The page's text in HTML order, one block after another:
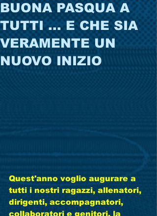
BUONA PASQUA A
TUTTI ... E CHE SIA
VERAMENTE UN
NUOVO INIZIO
Quest'anno voglio augurare a
tutti i nostri ragazzi, allenatori,
dirigenti, accompagnatori,
collaboratori e genitori, la